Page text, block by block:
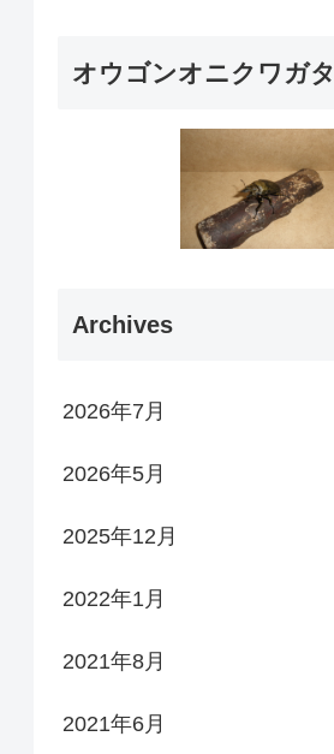
オウゴンオニクワガタ
Archives
2026年7月
2026年5月
2025年12月
2022年1月
2021年8月
2021年6月